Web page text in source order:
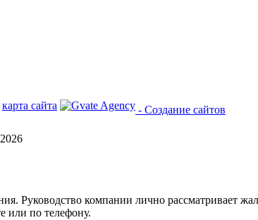
карта сайта - Создание сайтов
Руководство компании лично рассматривает
или по телефону.